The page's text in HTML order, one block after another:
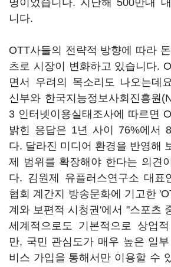
명이었습니다. 지난해 500만대
니다.
OTT사들의 전략적 방향에 따라
츠로 시장이 변화하고 있습니다.
면서 우려의 목소리도 나오는데
신부와 한국지능정보사회진흥원
3 인터넷이용실태조사에 따르면
밝힌 응답은 1년 사이 76%에서
다. 달라진 미디어 환경을 반영해
제 범위를 확장해야 한다는 의견
다. 김원제 유플러스연구소 대표
협회 계간지 방송문화에 기고한
계와 보편적 시청권'에서 "스포츠
세계적으로도 기본적으로 상업
만, 국민 관심도가 매우 높은 일
비스 가입을 통해서만 이용할 수